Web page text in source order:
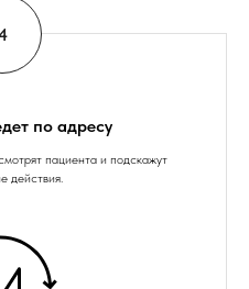
по адресу
пациента и подскажут
действия.